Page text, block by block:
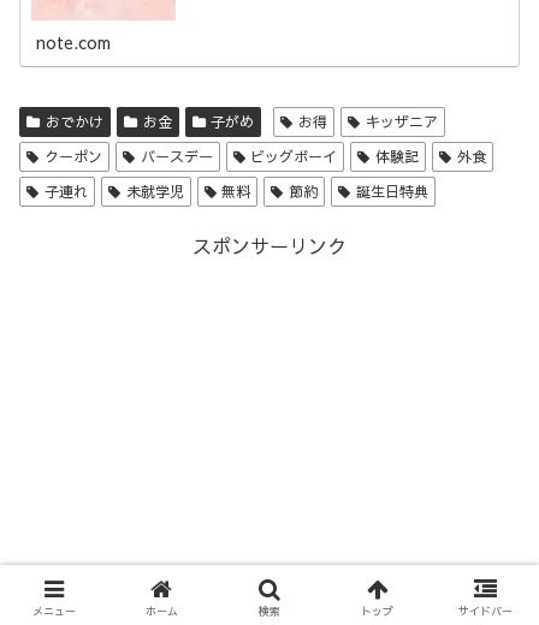
note.com
おでかけ お金 子がめ お得
キッザニア
クーポン
バースデー ビッグボーイ 体験記
外食
子連れ
未就学児 無料 節約 誕生日特典
スポンサーリンク
メニュー ホーム 検索 トップ サイドバー